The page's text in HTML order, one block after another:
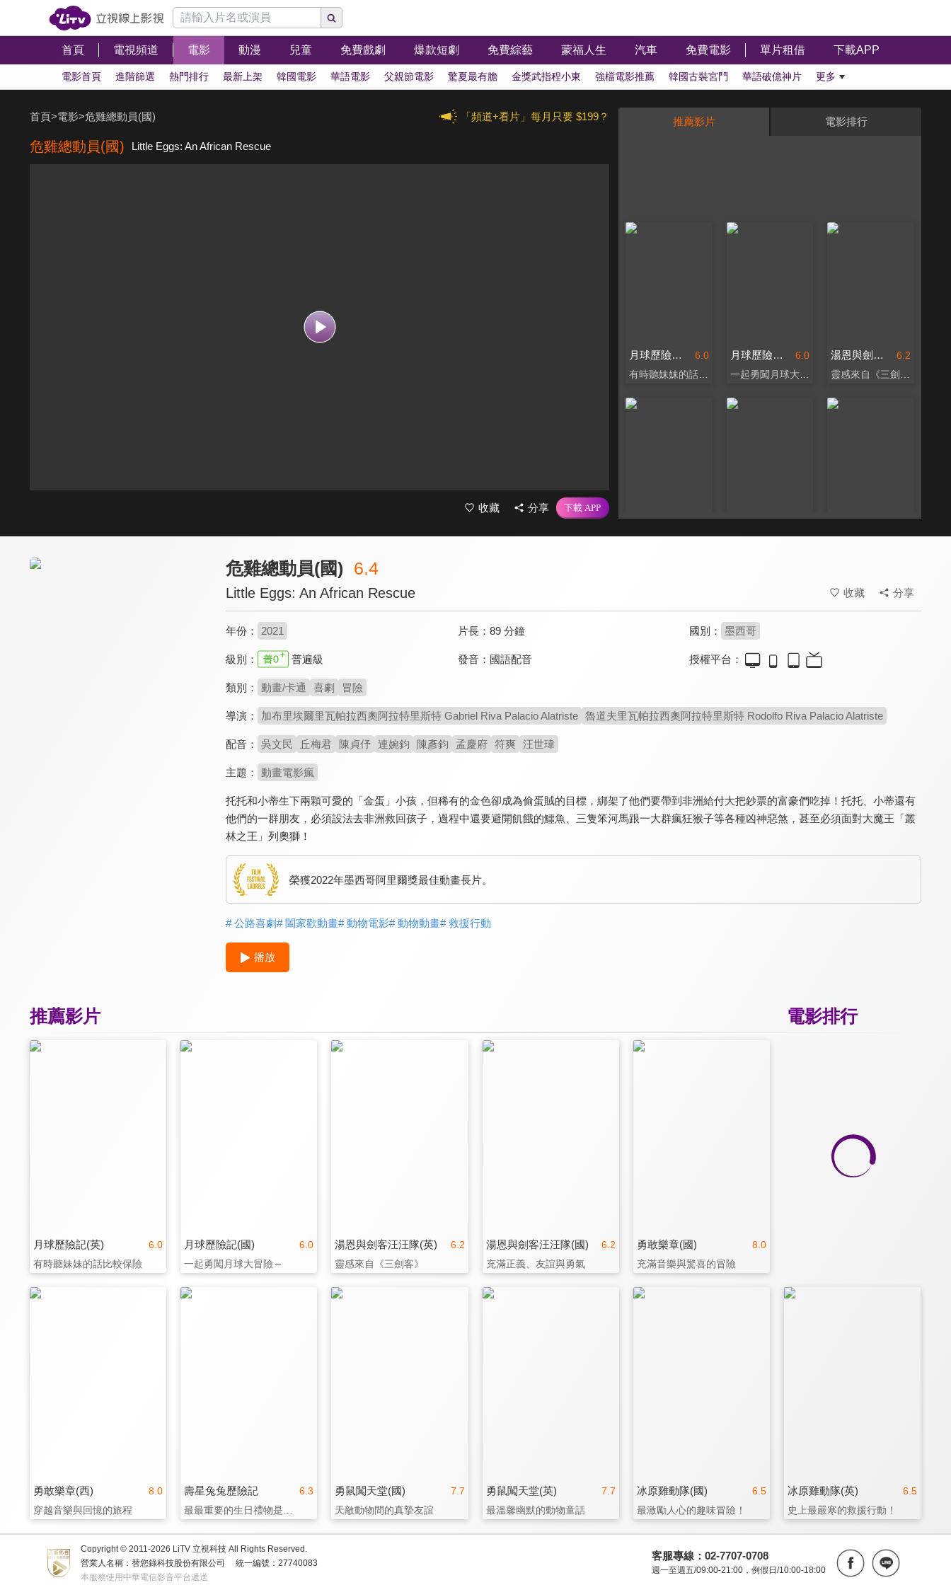
首頁 電視頻道 電影 動漫 兒童 免費戲劇 爆款短劇 免費綜藝 蒙福人生 汽車 免費電影 單片租借 下載APP
電影首頁 進階篩選 熱門排行 最新上架 韓國電影 華語電影 父親節電影 驚夏最有膽 金獎武指程小東 強檔電影推薦 韓國古裝宮鬥 華語破億神片 更多
「頻道+看片」每月只要 $199？
首頁>電影>危雞總動員(國)
危雞總動員(國) Little Eggs: An African Rescue
收藏 分享
推薦影片 電影排行
6.0
月球歷險記(英)
有時聽妹妹的話比較保險
6.0
月球歷險記(國)
一起勇闖月球大冒險～
6.2
湯恩與劍客汪汪隊(英)
靈感來自《三劍客》
6.3
壽星兔兔歷險記
最最重要的生日禮物是…
7.7
勇鼠闖天堂(國)
天敵動物間的真摯友誼
勇鼠闖天堂(英)
最激勵人心的趣味冒險！ 史上最嚴寒的救援行動！ 瘋狂逗趣的奇幻歷險！
危雞總動員(國) 6.4
Little Eggs: An African Rescue 收藏 分享
年份： 2021 片長： 89 分鐘 國別： 墨西哥
級別： 普遍級 發音： 國語配音 授權平台：
類別： 動畫/卡通 喜劇 冒險
導演： 加布里埃爾里瓦帕拉西奧阿拉特里斯特 Gabriel Riva Palacio Alatriste 魯道夫里瓦帕拉西奧阿拉特里斯特 Rodolfo Riva Palacio Alatriste
配音： 吳文民 丘梅君 陳貞伃 連婉鈞 陳彥鈞 孟慶府 符爽 汪世瑋
主題： 動畫電影瘋
托托和小蒂生下兩顆可愛的「金蛋」小孩，但稀有的金色卻成為偷蛋賊的目標，綁架了他們要帶到非洲給付大把鈔票的富豪們吃掉！托托、小蒂還有
他們的一群朋友，必須設法去非洲救回孩子，過程中還要避開飢餓的鱷魚、三隻笨河馬跟一大群瘋狂猴子等各種凶神惡煞，甚至必須面對大魔王「叢
林之王」列奧獅！
榮獲2022年墨西哥阿里爾獎最佳動畫長片。
# 公路喜劇# 闔家歡動畫# 動物電影# 動物動畫# 救援行動
播放
電影排行
推薦影片
6.0
月球歷險記(英)
有時聽妹妹的話比較保險
6.0
月球歷險記(國)
一起勇闖月球大冒險～
6.2
湯恩與劍客汪汪隊(英)
靈感來自《三劍客》
6.2
湯恩與劍客汪汪隊(國)
充滿正義、友誼與勇氣
8.0
勇敢樂章(國)
充滿音樂與驚喜的冒險
8.0
勇敢樂章(西)
穿越音樂與回憶的旅程
6.3
壽星兔兔歷險記
最最重要的生日禮物是…
7.7
勇鼠闖天堂(國)
天敵動物間的真摯友誼
7.7
勇鼠闖天堂(英)
最溫馨幽默的動物童話
6.5
冰原雞動隊(國)
最激勵人心的趣味冒險！
6.5
冰原雞動隊(英)
史上最嚴寒的救援行動！
Copyright © 2011-2026 LiTV 立視科技 All Rights Reserved.
營業人名稱：替您錄科技股份有限公司
統一編號：27740083
本服務使用中華電信影音平台遞送
客服專線：02-7707-0708
週一至週五/09:00-21:00，例假日/10:00-18:00